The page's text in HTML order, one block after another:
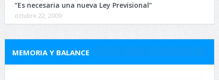
“Es necesaria una nueva Ley Previsional”
octubre 22, 2009
MEMORIA Y BALANCE